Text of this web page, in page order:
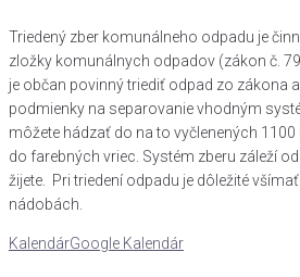
Triedený zber komunálneho odpadu je
zložky komunálnych odpadov (zákon č.
je občan povinný triediť odpad zo zákona
podmienky na separovanie vhodným
môžete hádzať do na to vyčlenených
do farebných vriec. Systém zberu záleží
žijete. Pri triedení odpadu je dôležité
nádobách.
KalendárGoogle Kalendár